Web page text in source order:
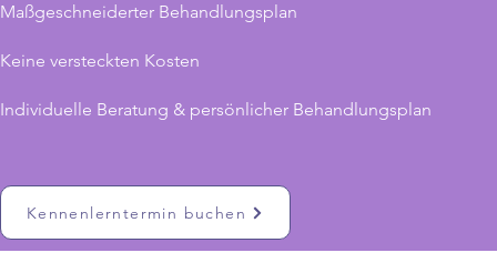
Maßgeschneiderter Behandlungsplan
Keine versteckten Kosten
Individuelle Beratung & persönlicher Behandlungsplan
Kennenlerntermin buchen